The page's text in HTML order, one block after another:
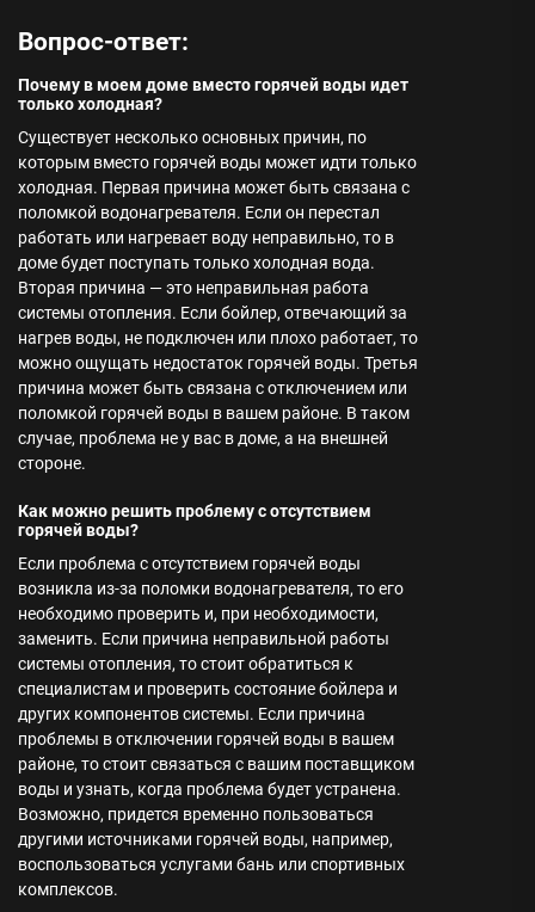
Вопрос-ответ:
Почему в моем доме вместо горячей воды идет
только холодная?
Существует несколько основных причин, по
которым вместо горячей воды может идти только
холодная. Первая причина может быть связана с
поломкой водонагревателя. Если он перестал
работать или нагревает воду неправильно, то в
доме будет поступать только холодная вода.
Вторая причина — это неправильная работа
системы отопления. Если бойлер, отвечающий за
нагрев воды, не подключен или плохо работает, то
можно ощущать недостаток горячей воды. Третья
причина может быть связана с отключением или
поломкой горячей воды в вашем районе. В таком
случае, проблема не у вас в доме, а на внешней
стороне.
Как можно решить проблему с отсутствием
горячей воды?
Если проблема с отсутствием горячей воды
возникла из-за поломки водонагревателя, то его
необходимо проверить и, при необходимости,
заменить. Если причина неправильной работы
системы отопления, то стоит обратиться к
специалистам и проверить состояние бойлера и
других компонентов системы. Если причина
проблемы в отключении горячей воды в вашем
районе, то стоит связаться с вашим поставщиком
воды и узнать, когда проблема будет устранена.
Возможно, придется временно пользоваться
другими источниками горячей воды, например,
воспользоваться услугами бань или спортивных
комплексов.